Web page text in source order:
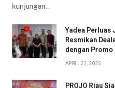
kunjungan…
Yadea Perluas
Resmikan
dengan Promo
APRIL 23, 2026
PROJO Riau